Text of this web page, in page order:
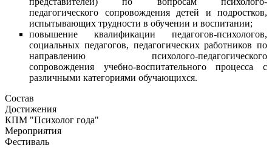
педагогического сопровождения детей и подростков,
испытывающих трудности в обучении и воспитании;
повышение квалификации педагогов-психологов,
социальных педагогов, педагогических работников по
направлению психолого-педагогического
сопровождения учебно-воспитательного процесса с
различными категориями обучающихся.
Состав
Достижения
КПМ "Психолог года"
Мероприятия
Фестиваль